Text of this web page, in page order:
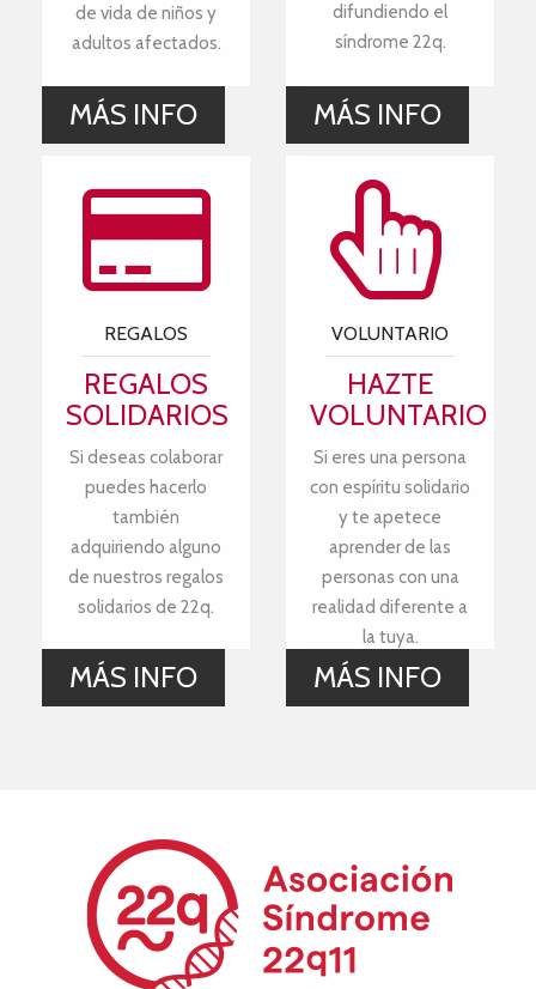
de vida de niños y
adultos afectados.
MÁS INFO
difundiendo el
síndrome 22q.
MÁS INFO
REGALOS
REGALOS
SOLIDARIOS
Si deseas colaborar
puedes hacerlo
también
adquiriendo alguno
de nuestros regalos
solidarios de 22q.
MÁS INFO
VOLUNTARIO
HAZTE
VOLUNTARIO
Si eres una persona
con espíritu solidario
y te apetece
aprender de las
personas con una
realidad diferente a
la tuya.
MÁS INFO